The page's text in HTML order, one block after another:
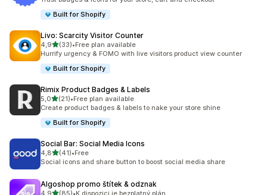
Built for Shopify
Livo: Scarcity Visitor Counter
4,9z 5 hvězd
(33)
Celkový počet recenzí: 33
•Free plan available
Hurrify urgency & FOMO with live visitors product view counter
Built for Shopify
Rimix Product Badges & Labels
5,0z 5 hvězd
(21)
Celkový počet recenzí: 21
•Free plan available
Create product badges & labels to nake your store shine
Built for Shopify
Social Bar: Social Media Icons
4,8z 5 hvězd
(41)
Celkový počet recenzí: 41
•Free
Social icons and share button to boost social media share
Algoshop promo štítek & odznak
4,9z 5 hvězd
(85)•K dispozici je bezplatný plán